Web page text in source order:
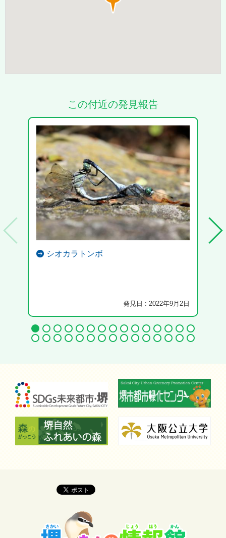
この付近の発見報告
シオカラトンボ
発見日 : 2022年9月2日